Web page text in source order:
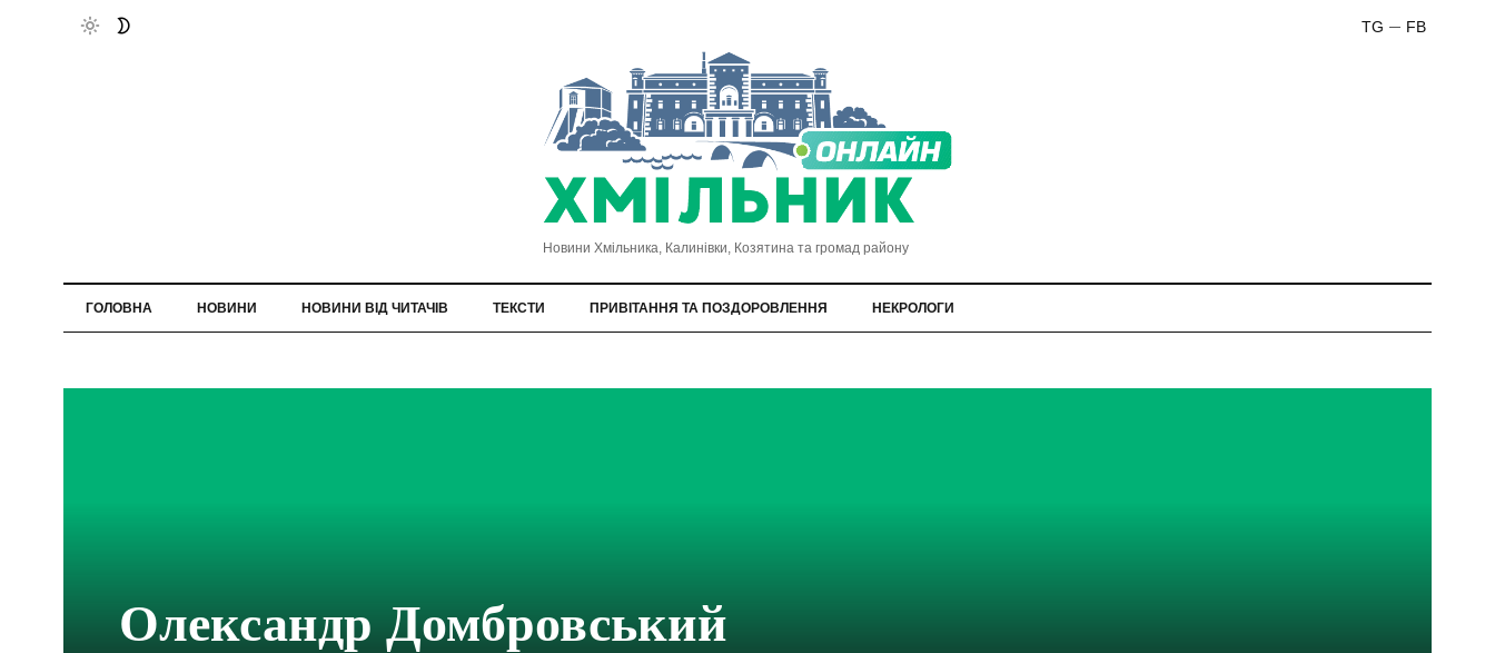
FB
TG
Новини Хмільника, Калинівки, Козятина та громад району
ГОЛОВНА НОВИНИ НОВИНИ ВІД ЧИТАЧІВ ТЕКСТИ ПРИВІТАННЯ ТА ПОЗДОРОВЛЕННЯ НЕКРОЛОГИ
Олександр Домбровський